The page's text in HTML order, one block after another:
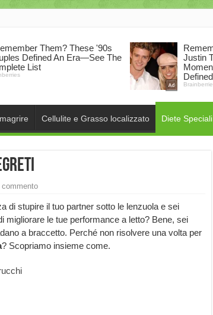
Cellulite e Grasso localizzato Diete Speciali
commento
di stupire il tuo partner sotto le lenzuola e sei
migliorare le tue performance a letto? Bene, sei
a braccetto. Perché non risolvere una volta per
? Scopriamo insieme come.